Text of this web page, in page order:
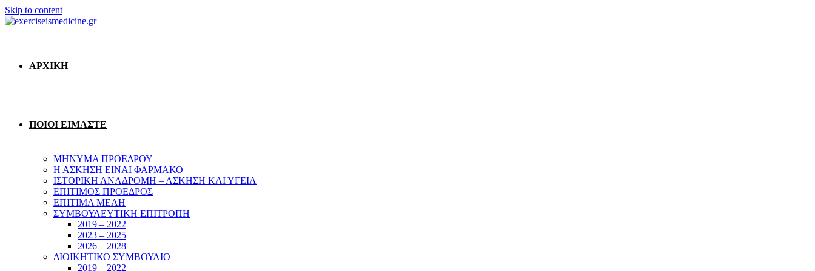
Skip to content
ΑΡΧΙΚΗ
ΠΟΙΟΙ ΕΙΜΑΣΤΕ
ΜΗΝΥΜΑ ΠΡΟΕΔΡΟΥ
Η ΑΣΚΗΣΗ ΕΙΝΑΙ ΦΑΡΜΑΚΟ
ΙΣΤΟΡΙΚΗ ΑΝΑΔΡΟΜΗ – ΑΣΚΗΣΗ ΚΑΙ ΥΓΕΙΑ
ΕΠΙΤΙΜΟΣ ΠΡΟΕΔΡΟΣ
ΕΠΙΤΙΜΑ ΜΕΛΗ
ΣΥΜΒΟΥΛΕΥΤΙΚΗ ΕΠΙΤΡΟΠΗ
2019 – 2022
2023 – 2025
2026 – 2028
ΔΙΟΙΚΗΤΙΚΟ ΣΥΜΒΟΥΛΙΟ
2019 – 2022